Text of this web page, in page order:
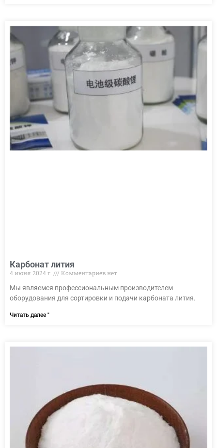
Карбонат лития
4 июня 2024 г.
Комментариев нет
Мы являемся профессиональным производителем
оборудования для сортировки и подачи карбоната лития.
Читать далее "